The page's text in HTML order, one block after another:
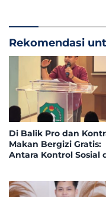
Rekomendasi
Di Balik Pro dan
Makan Bergizi Gratis:
Antara Kontrol Sosial